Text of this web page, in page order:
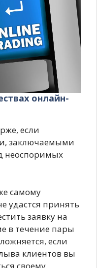
онлайн-
если
заключаемыми
неоспоримых
самому
удастся принять
заявку на
в течение пары
если
клиентов вы
своему